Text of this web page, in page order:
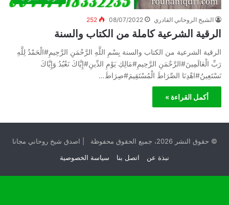
الشيخ الروحاني القادري 08/07/2022
252
الرقية الشرعية كاملة من الكتاب والسنة
الرقية الشرعية من الكتاب والسنة بِسْمِ اللَّهِ الرَّحْمَنِ الرَّحِيمِ#الْحَمْدُ لِلَّهِ
رَبِّ الْعَالَمِينَ#الرَّحْمَنِ الرَّحِيمِ#مَالِكِ يَوْمِ الدِّينِ#إِيَّاكَ نَعْبُدُ وَإِيَّاكَ
نَسْتَعِينُ#اهْدِنَا الصِّرَاطَ الْمُسْتَقِيمَ#صِرَاطَ…
أكمل القراءة »
© حقوق النشر 2026، جميع الحقوق محفوظة | اصدق شيخ روحاني مجانا
نبذة عن
اتصل بنا سياسة الخصوصية